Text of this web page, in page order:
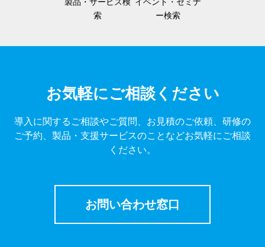
索
ー検索
お気軽にご相談ください
導入に関するご相談やご質問、お見積のご依頼、研修の
ご予約、製品・支援サービスのことなどお気軽にご相談
ください。
お問い合わせ窓口